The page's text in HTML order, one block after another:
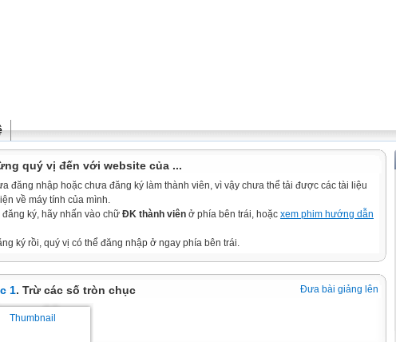
quý vị đến với website của ...
đăng nhập hoặc chưa đăng ký làm thành viên, vì vậy chưa thể tải được các tài liệu
về máy tính của mình.
đăng ký, hãy nhấn vào chữ ĐK thành viên ở phía bên trái, hoặc xem phim hướng dẫn
ký rồi, quý vị có thể đăng nhập ở ngay phía bên trái.
Đưa bài giảng lên
1. Trừ các số tròn chục